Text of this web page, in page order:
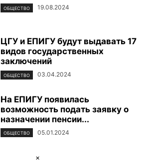
ОБЩЕСТВО 19.08.2024
ЦГУ и ЕПИГУ будут выдавать 17
видов государственных
заключений
ОБЩЕСТВО 03.04.2024
На ЕПИГУ появилась
возможность подать заявку о
назначении пенсии...
ОБЩЕСТВО 05.01.2024
×